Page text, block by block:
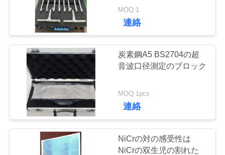
MOQ:1
連絡
炭素鋼A5 BS2704の超
音波口径測定のブロック
MOQ:1pcs
連絡
NiCrの対の感受性は
NiCrの双生児の割れた